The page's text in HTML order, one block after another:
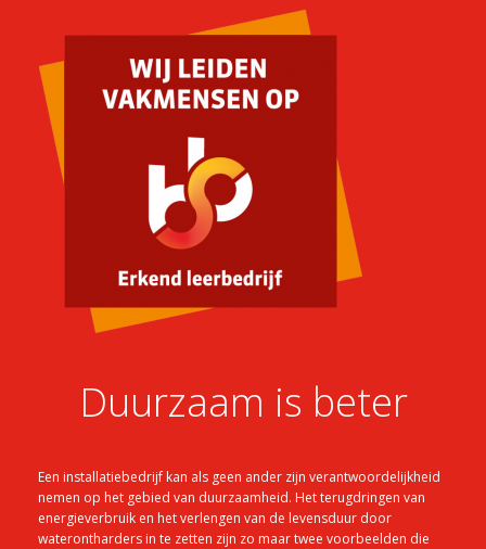
Duurzaam is beter
Een installatiebedrijf kan als geen ander zijn verantwoordelijkheid
nemen op het gebied van duurzaamheid. Het terugdringen van
energieverbruik en het verlengen van de levensduur door
waterontharders in te zetten zijn zo maar twee voorbeelden die